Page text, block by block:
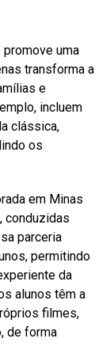
uma
transforma a
e
incluem
clássica,
os
em Minas
conduzidas
parceria
permitindo
da
alunos têm a
filmes,
de forma